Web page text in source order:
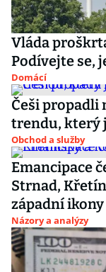
Vláda
Podívejte se,
Domácí
Češi propadli
trendu, který
Obchod a služby
Emancipace
Strnad,
západní ikony
Názory a analýzy